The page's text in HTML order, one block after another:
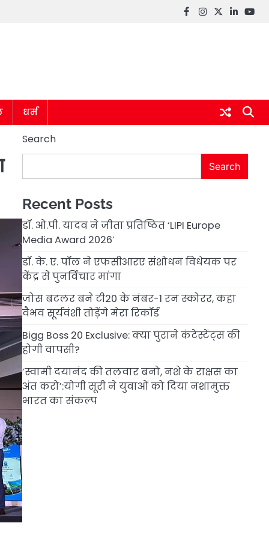
Facebook
instagram
twitter
linkedin
धर्म
Search
Search
Recent Posts
डॉ. ओ.पी. यादव ने जीता प्रतिष्ठित ‘LIPI Europe
Media Award 2026’
डॉ. के. ए. पॉल ने एफसीआरए संशोधन विधेयक पर
केंद्र से पुनर्विचार मांगा
जोस बटलर बने टी20 के नंबर-1 रन स्कोरर, कहा
वैभव सूर्यवंशी तोड़ेंगे मेरा रिकॉर्ड
Bigg Boss 20 Exclusive: क्या पुराने कंटेस्टेंट्स की
होगी वापसी?
‘स्वामी दयानंद की तलवार बनो, नशे के राक्षस का
अंत करो’:योगी सूरी ने युवाओं को दिया नशामुक्त
भारत का संकल्प